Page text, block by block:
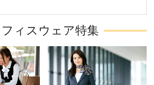
ィスウェア特集